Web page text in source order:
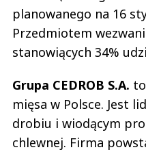
planowanego na 16
Przedmiotem
stanowiących 34%
Grupa CEDROB S.A.
mięsa w Polsce. Jest
drobiu i wiodącym
chlewnej. Firma